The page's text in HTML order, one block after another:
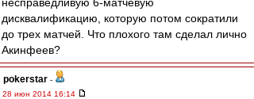
дисквалификацию, которую потом сократили
до трех матчей. Что плохого там сделал лично
Акинфеев?
pokerstar -
28 июн 2014 16:14